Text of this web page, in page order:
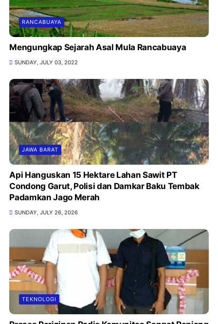
RANCABUAYA
Mengungkap Sejarah Asal Mula Rancabuaya
SUNDAY, JULY 03, 2022
JAWA BARAT
Api Hanguskan 15 Hektare Lahan Sawit PT
Condong Garut, Polisi dan Damkar Baku Tembak
Padamkan Jago Merah
SUNDAY, JULY 26, 2026
TEKNOLOGI